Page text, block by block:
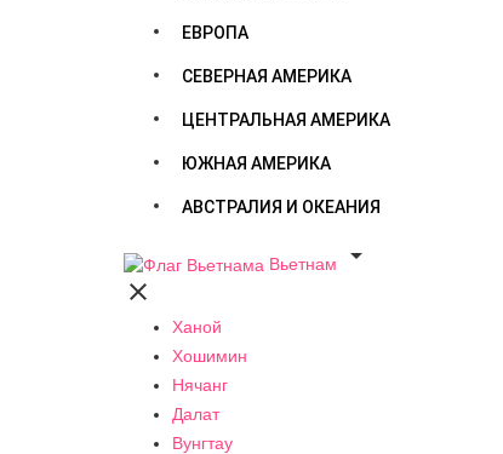
ЕВРОПА
СЕВЕРНАЯ АМЕРИКА
ЦЕНТРАЛЬНАЯ АМЕРИКА
ЮЖНАЯ АМЕРИКА
АВСТРАЛИЯ И ОКЕАНИЯ
Вьетнам


Ханой
Хошимин
Нячанг
Далат
Вунгтау